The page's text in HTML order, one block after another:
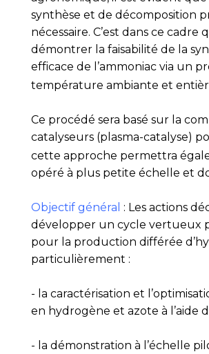
synthèse et de décomposition
nécessaire. C’est dans ce
démontrer la faisabilité de la
efficace de l’ammoniac via un
température ambiante et
Ce procédé sera basé sur la
catalyseurs (plasma-catalyse)
cette approche permettra
opéré à plus petite échelle et
Objectif général : Les actions
développer un cycle vertueux
pour la production différée
particulièrement :
- la caractérisation et
en hydrogène et azote à l’aide
- la démonstration à l’échelle